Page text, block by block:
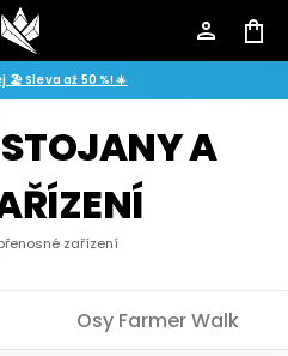
person shopping_bag
🏖️ Sleva až 50 %! ☀️
A
zařízení
Osy Farmer Walk